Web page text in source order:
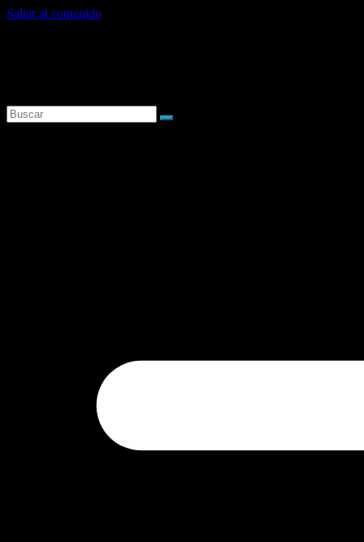
Saltar al contenido